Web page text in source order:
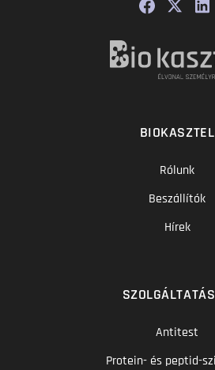
BIOKASZTEL
Rólunk
Beszállítók
Hírek
Antitest
Protein- és peptid-